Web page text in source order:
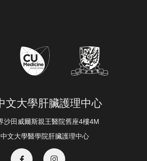
文大學肝臟護理中心
沙田威爾斯親王醫院舊座4樓4M
文大學醫學院肝臟護理中心